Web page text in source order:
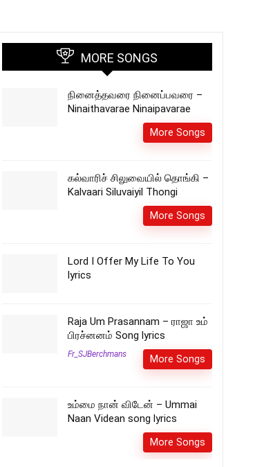
MORE SONGS
நினைத்தவரை நினைப்பவரை –
Ninaithavarae Ninaipavarae
More Songs
கல்வாரிச் சிலுவையில் தொங்கி –
Kalvaari Siluvaiyil Thongi
More Songs
Lord I Offer My Life To You
lyrics
Raja Um Prasannam – ராஜா உம்
பிரச்னனம் Song lyrics
Fr_SJBerchmans More Songs
உம்மை நான் விடேன் – Ummai
Naan Videan song lyrics
More Songs